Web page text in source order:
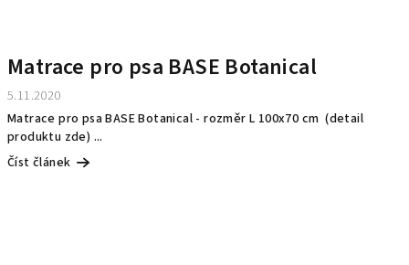
Matrace pro psa BASE Botanical
5.11.2020
Matrace pro psa BASE Botanical - rozměr L 100x70 cm (detail
produktu zde) ...
Číst článek